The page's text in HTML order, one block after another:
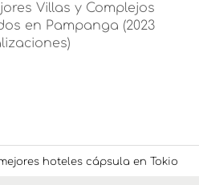
Villas y Complejos
en Pampanga (2023
hoteles cápsula en Tokio